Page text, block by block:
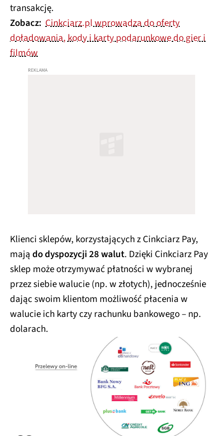
transakcję.
Zobacz: Cinkciarz.pl wprowadza do oferty
doładowania, kody i karty podarunkowe do gier i
filmów
Klienci sklepów, korzystających z Cinkciarz Pay,
majądo dyspozycji 28 walut. Dzięki Cinkciarz Pay
sklep może otrzymywać płatności w wybranej
przez siebie walucie (np. w złotych), jednocześnie
dając swoim klientom możliwość płacenia w
walucie ich karty czy rachunku bankowego – np.
dolarach.